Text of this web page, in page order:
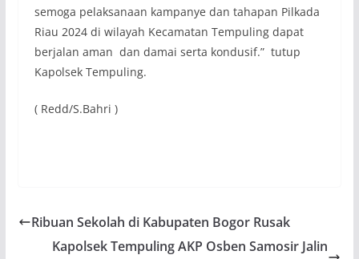
semoga pelaksanaan kampanye dan tahapan Pilkada
Riau 2024 di wilayah Kecamatan Tempuling dapat
berjalan aman dan damai serta kondusif.” tutup
Kapolsek Tempuling.
( Redd/S.Bahri )
Ribuan Sekolah di Kabupaten Bogor Rusak
Kapolsek Tempuling AKP Osben Samosir Jalin